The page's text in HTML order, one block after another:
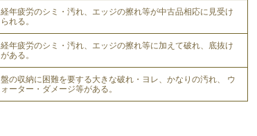
経年疲労のシミ・汚れ、エッジの擦れ等が中古品相応に見受け
られる。
経年疲労のシミ・汚れ、エッジの擦れ等に加えて破れ、底抜け
がある。
盤の収納に困難を要する大きな破れ・ヨレ、かなりの汚れ、 ウ
ォーター・ダメージ等がある。